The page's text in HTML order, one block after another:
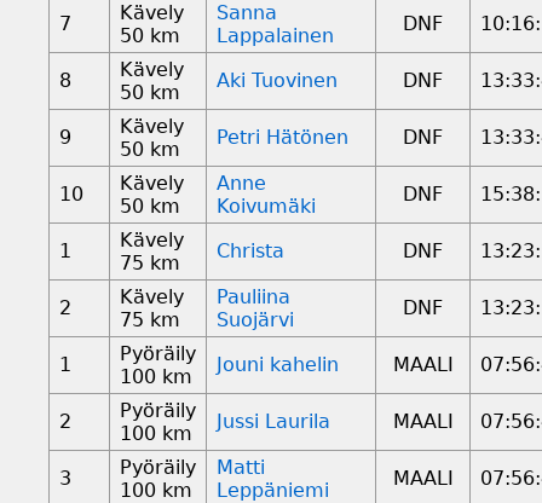
7
Kävely
50 km
Sanna
Lappalainen
DNF
8
Kävely
50 km
Aki Tuovinen DNF
9
Kävely
50 km
Petri Hätönen DNF
10
Kävely
50 km
Anne
Koivumäki
DNF
1
Kävely
75 km
Christa DNF
2
Kävely
75 km
Pauliina
Suojärvi
DNF
1
Pyöräily
100 km
Jouni kahelin MAALI
2
Pyöräily
100 km
Jussi Laurila MAALI
3
Pyöräily
100 km
Matti
Leppäniemi
MAALI